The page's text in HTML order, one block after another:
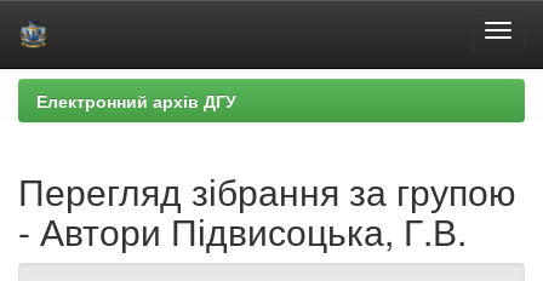
Skip
navigation
Електронний архів ДГУ
Перегляд зібрання за групою
- Автори Підвисоцька, Г.В.